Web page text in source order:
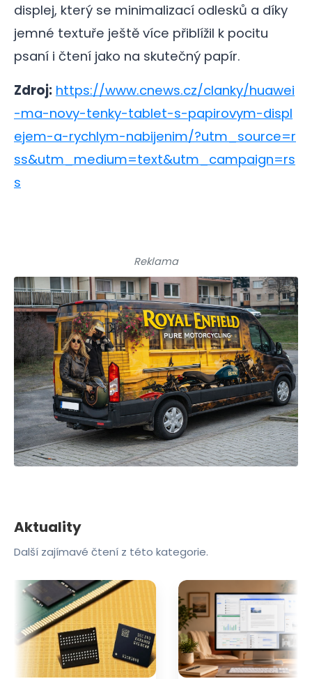
displej, který se minimalizací odlesků a díky
jemné textuře ještě více přiblížil k pocitu
psaní i čtení jako na skutečný papír.
Zdroj: https://www.cnews.cz/clanky/huawei
-ma-novy-tenky-tablet-s-papirovym-displ
ejem-a-rychlym-nabijenim/?utm_source=r
ss&utm_medium=text&utm_campaign=rs
s
Reklama
Aktuality
Další zajímavé čtení z této kategorie.